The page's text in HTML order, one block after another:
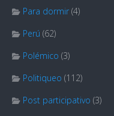
Para dormir (4)
Perú (62)
Polémico (3)
Politiqueo (112)
Post participativo (3)